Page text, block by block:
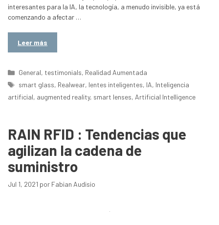
interesantes para la IA, la tecnología, a menudo invisible, ya está
comenzando a afectar …
Leer más
Categorías
General, testimonials, Realidad Aumentada
Etiquetas
smart glass, Realwear, lentes inteligentes, IA, Inteligencia
artificial, augmented reality, smart lenses, Artificial Intelligence
RAIN RFID : Tendencias que
agilizan la cadena de
suministro
Jul 1, 2021 por Fabian Audisio